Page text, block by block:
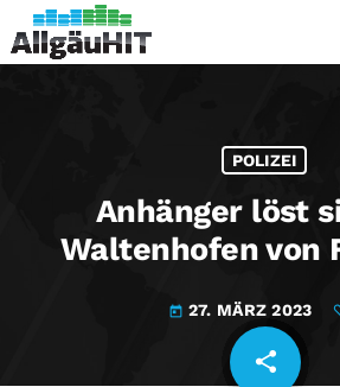
POLIZEI
Anhänger löst
Waltenhofen von
today 27. MÄRZ 2023
share
email